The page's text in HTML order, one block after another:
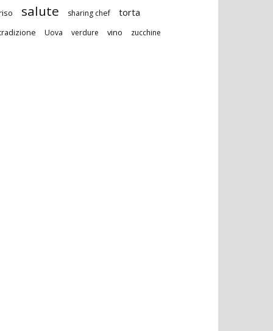
salute sharing chef torta
Uova verdure vino zucchine